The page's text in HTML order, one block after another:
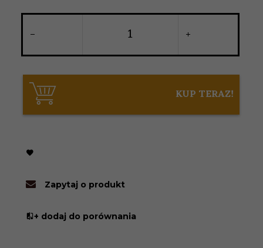
KUP TERAZ!
Zapytaj o produkt
+ dodaj do porównania